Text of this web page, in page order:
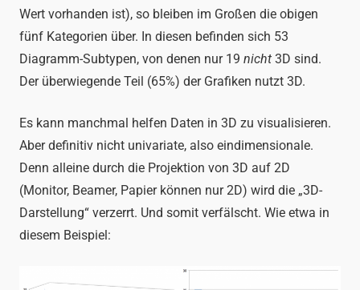
Wert vorhanden ist), so bleiben im Großen die obigen
fünf Kategorien über. In diesen befinden sich 53
Diagramm-Subtypen, von denen nur 19 nicht 3D sind.
Der überwiegende Teil (65%) der Grafiken nutzt 3D.
Es kann manchmal helfen Daten in 3D zu visualisieren.
Aber definitiv nicht univariate, also eindimensionale.
Denn alleine durch die Projektion von 3D auf 2D
(Monitor, Beamer, Papier können nur 2D) wird die „3D-
Darstellung“ verzerrt. Und somit verfälscht. Wie etwa in
diesem Beispiel: